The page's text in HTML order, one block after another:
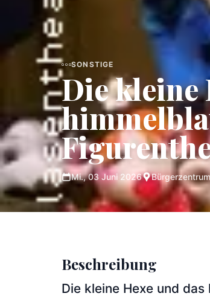
SONSTIGE
Die kleine
Mi., 03 Juni 2026
Beschreibung
Die kleine Hexe und